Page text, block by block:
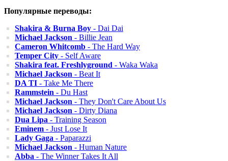
Популярные переводы:
Shakira & Burna Boy - Dai Dai
Michael Jackson - Billie Jean
Cameron Whitcomb - The Hard Way
Temper City - Self Aware
Shakira feat. Freshlyground - Waka Waka
Michael Jackson - Beat It
DA TI - Take Me There
Rammstein - Du Hast
Michael Jackson - They Don't Care About Us
Michael Jackson - Dirty Diana
Dua Lipa - Training Season
Eminem - Just Lose It
Lady Gaga - Paparazzi
Michael Jackson - Human Nature
Abba - The Winner Takes It All